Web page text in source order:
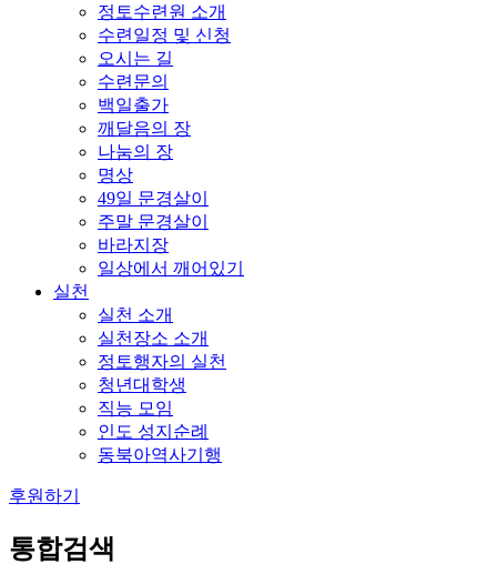
정토수련원 소개
수련일정 및 신청
오시는 길
수련문의
백일출가
깨달음의 장
나눔의 장
명상
49일 문경살이
주말 문경살이
바라지장
일상에서 깨어있기
실천
실천 소개
실천장소 소개
정토행자의 실천
청년대학생
직능 모임
인도 성지순례
동북아역사기행
후원하기
통합검색